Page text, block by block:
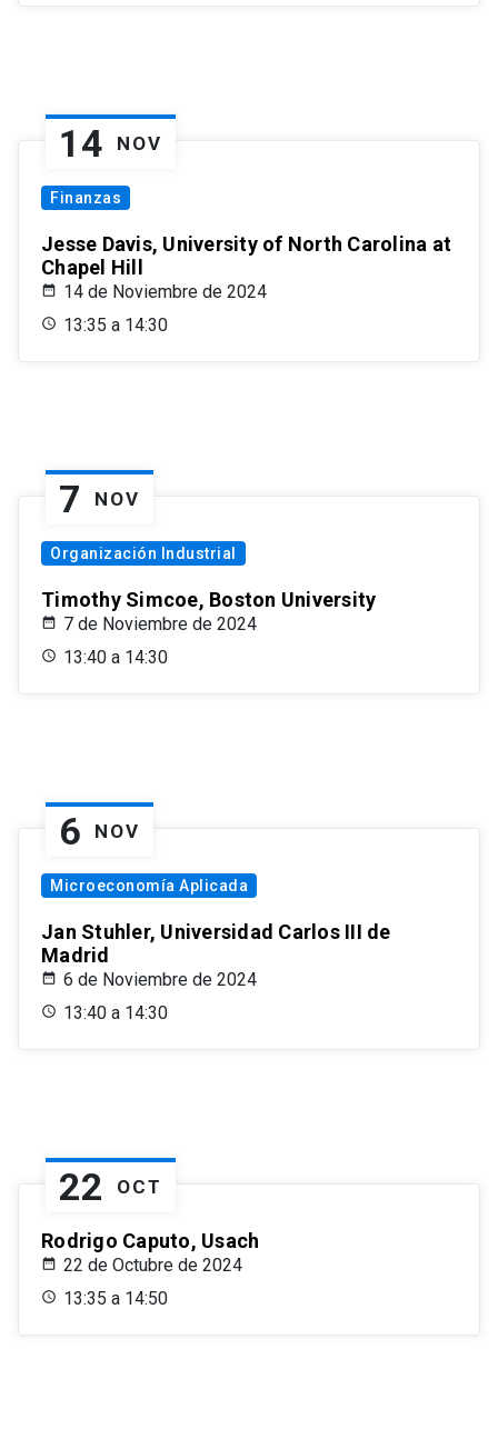
14 NOV
Finanzas
Jesse Davis, University of North Carolina at
Chapel Hill
14 de Noviembre de 2024
13:35 a 14:30
7 NOV
Organización Industrial
Timothy Simcoe, Boston University
7 de Noviembre de 2024
13:40 a 14:30
6 NOV
Microeconomía Aplicada
Jan Stuhler, Universidad Carlos III de
Madrid
6 de Noviembre de 2024
13:40 a 14:30
22 OCT
Rodrigo Caputo, Usach
22 de Octubre de 2024
13:35 a 14:50